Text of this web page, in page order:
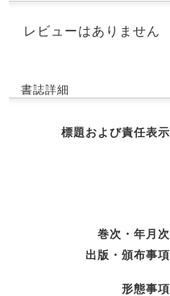
レビューはありません
書誌詳細
標題および責任表示
巻次・年月次
出版・頒布事項
形態事項